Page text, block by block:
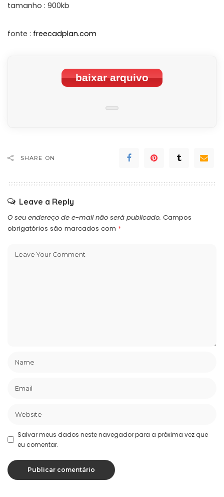
tamanho : 900kb
fonte : freecadplan.com
baixar arquivo
SHARE ON
Leave a Reply
O seu endereço de e-mail não será publicado. Campos
obrigatórios são marcados com *
Salvar meus dados neste navegador para a próxima vez que
eu comentar.